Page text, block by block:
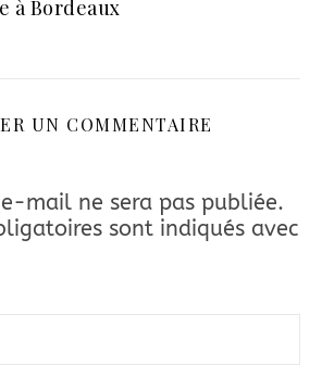
à Bordeaux
UN COMMENTAIRE
mail ne sera pas publiée.
sont indiqués avec